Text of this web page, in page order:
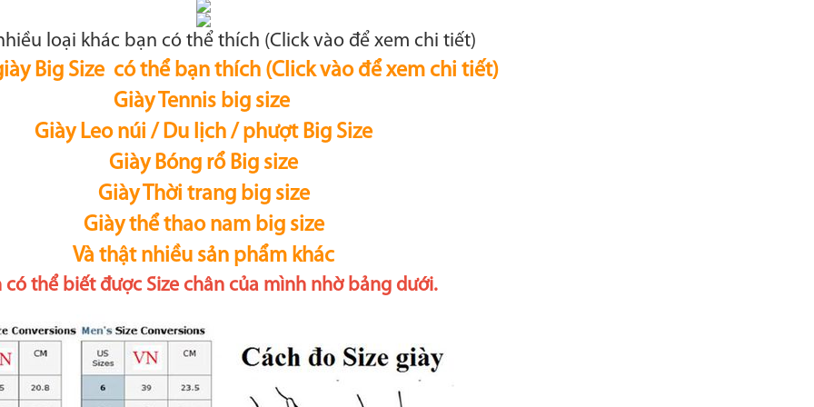
loại khác bạn có thể thích (Click vào để xem chi tiết)
Big Size có thể bạn thích (Click vào để xem chi tiết)
Giày Tennis big size
Giày Leo núi / Du lịch / phượt Big Size
Giày Bóng rổ Big size
Giày Thời trang big size
Giày thể thao nam big size
Và thật nhiều sản phẩm khác
có thể biết được Size chân của mình nhờ bảng dưới.